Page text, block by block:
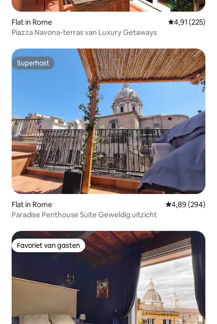
Flat in Rome Gemiddelde
4,91 (225)
Piazza Navona-terras van Luxury Getaways
Superhost
Superhost
Flat in Rome Gemiddelde
4,89 (294)
Paradise Penthouse Suite Geweldig uitzicht
Favoriet van gasten
Favoriet van gasten